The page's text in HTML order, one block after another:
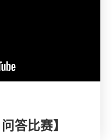
答比赛】